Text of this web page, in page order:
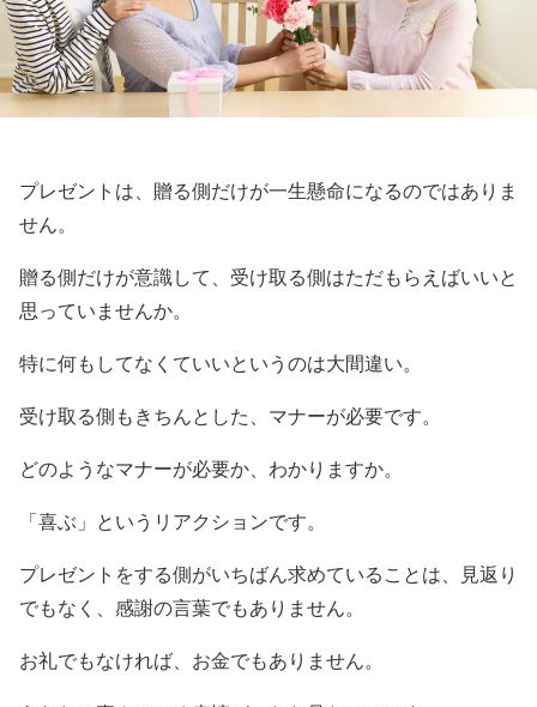
プレゼントは、贈る側だけが一生懸命になるのではありま
せん。
贈る側だけが意識して、受け取る側はただもらえばいいと
思っていませんか。
特に何もしてなくていいというのは大間違い。
受け取る側もきちんとした、マナーが必要です。
どのようなマナーが必要か、わかりますか。
「喜ぶ」というリアクションです。
プレゼントをする側がいちばん求めていることは、見返り
でもなく、感謝の言葉でもありません。
お礼でもなければ、お金でもありません。